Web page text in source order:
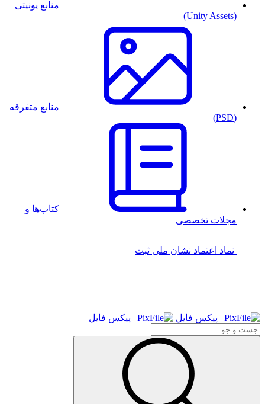
منابع یونیتی
(Unity Assets)
منابع متفرقه
(PSD)
کتاب‌ها و
مجلات تخصصی
نماد اعتماد نشان ملی ثبت